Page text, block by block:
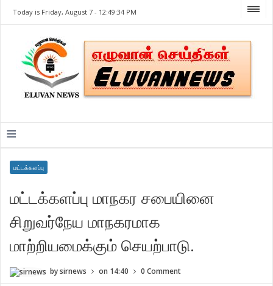
Today is Friday, August 7 - 12:49:34 PM
≡
மட்டக்களப்பு
மட்டக்களப்பு மாநகர சபையினை
சிறுவர்நேய மாநகரமாக
மாற்றியமைக்கும் செயற்பாடு.
bysirnews on 14:40 0 Comment